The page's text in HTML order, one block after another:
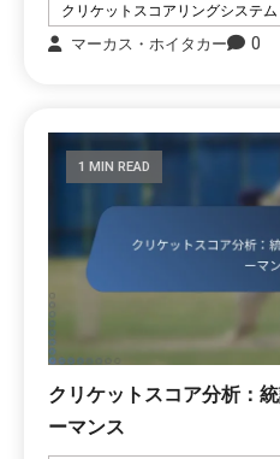
クリケットスコアリングシステム
マーカス・ホイタカー
0
1 MIN READ
クリケットスコア分析：
ーマンス